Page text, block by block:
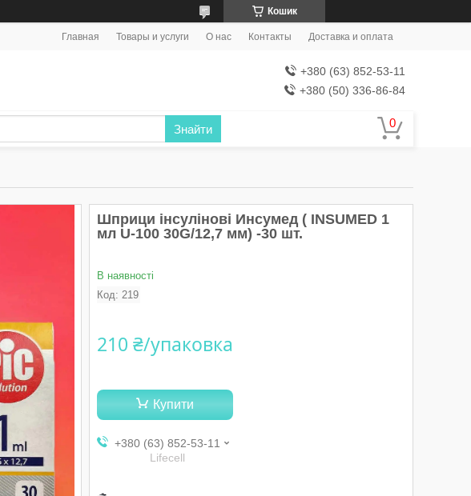
Кошик
Главная Товары и услуги О нас Контакты Доставка и оплата
+380 (63) 852-53-11
+380 (50) 336-86-84
Знайти
Шприци інсулінові Инсумед ( INSUMED 1
мл U-100 30G/12,7 мм) -30 шт.
В наявності
Код: 219
210 ₴/упаковка
Купити
+380 (63) 852-53-11
Lifecell